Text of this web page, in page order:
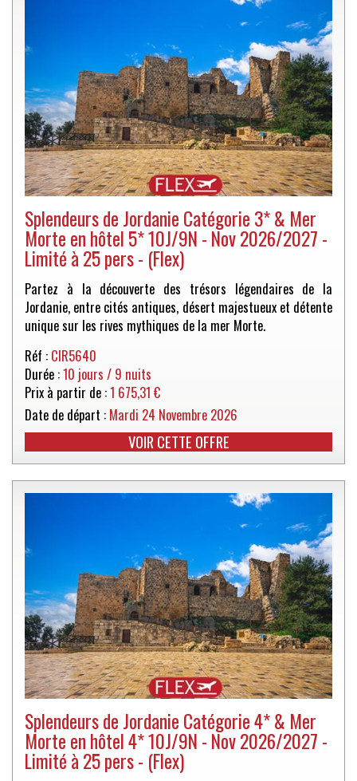
Splendeurs de Jordanie Catégorie 3* & Mer
Morte en hôtel 5* 10J/9N - Nov 2026/2027 -
Limité à 25 pers - (Flex)
Partez à la découverte des trésors légendaires de la
Jordanie, entre cités antiques, désert majestueux et détente
unique sur les rives mythiques de la mer Morte.
Réf : CIR5640
Durée :10 jours / 9 nuits
Prix à partir de :1 675,31 €
Date de départ : Mardi 24 Novembre 2026
VOIR CETTE OFFRE
Splendeurs de Jordanie Catégorie 4* & Mer
Morte en hôtel 4* 10J/9N - Nov 2026/2027 -
Limité à 25 pers - (Flex)